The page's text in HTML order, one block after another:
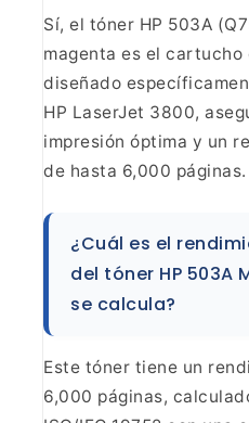
Sí, el tóner HP 503A
magenta es el
diseñado
HP LaserJet 3800,
impresión óptima y un
de hasta 6,000 páginas.
¿Cuál es el
del tóner HP 503A
se calcula?
Este tóner tiene un
6,000 páginas,